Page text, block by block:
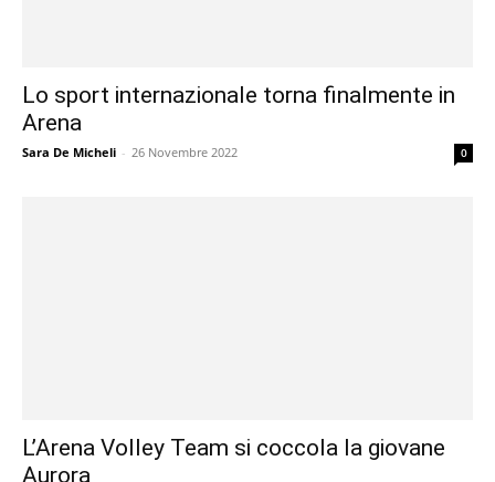
Lo sport internazionale torna finalmente in
Arena
Sara De Micheli - 26 Novembre 2022 0
L’Arena Volley Team si coccola la giovane
Aurora